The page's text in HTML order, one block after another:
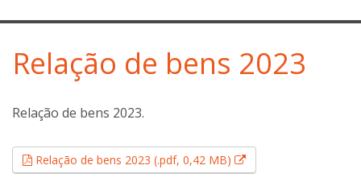
Relação de bens 2023
Relação de bens 2023.
Relação de bens 2023 (.pdf, 0,42 MB) Esse link abrirá em